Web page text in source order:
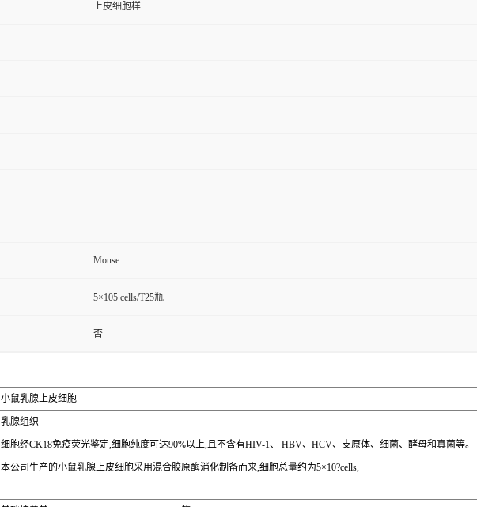
上皮细胞样
Mouse
5×105 cells/T25瓶
否
小鼠乳腺上皮细胞
乳腺组织
细胞经CK18免疫荧光鉴定,细胞纯度可达90%以上,且不含有HIV-1、 HBV、HCV、支原体、细菌、酵母和真菌等。
本公司生产的小鼠乳腺上皮细胞采用混合胶原酶消化制备而来,细胞总量约为5×10?cells,